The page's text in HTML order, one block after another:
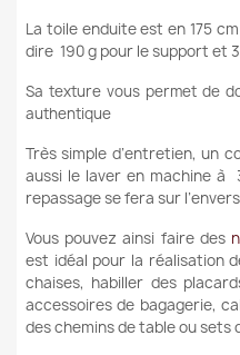
La toile enduite est en 175
dire 190 g pour le support et
Sa texture vous permet de
authentique
Très simple d’entretien, un
aussi le laver en machine à
repassage se fera sur
Vous pouvez ainsi faire des
est idéal pour la réalisation
chaises, habiller des
accessoires de bagagerie,
des chemins de table ou sets